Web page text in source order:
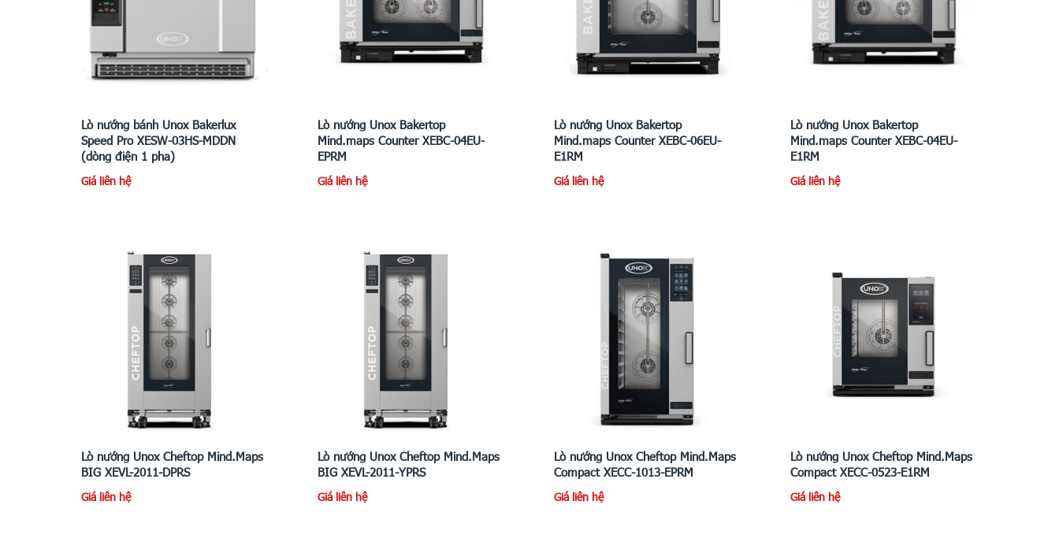
Lò nướng bánh Unox Bakerlux
Speed Pro XESW-03HS-MDDN
(dòng điện 1 pha)
Giá liên hệ
Lò nướng Unox Bakertop
Mind.maps Counter XEBC-04EU-
EPRM
Giá liên hệ
Lò nướng Unox Bakertop
Mind.maps Counter XEBC-06EU-
E1RM
Giá liên hệ
Lò nướng Unox Bakertop
Mind.maps Counter XEBC-04EU-
E1RM
Giá liên hệ
Lò nướng Unox Cheftop Mind.Maps
BIG XEVL-2011-DPRS
Giá liên hệ
Lò nướng Unox Cheftop Mind.Maps
BIG XEVL-2011-YPRS
Giá liên hệ
Lò nướng Unox Cheftop Mind.Maps
Compact XECC-1013-EPRM
Giá liên hệ
Lò nướng Unox Cheftop Mind.Maps
Compact XECC-0523-E1RM
Giá liên hệ